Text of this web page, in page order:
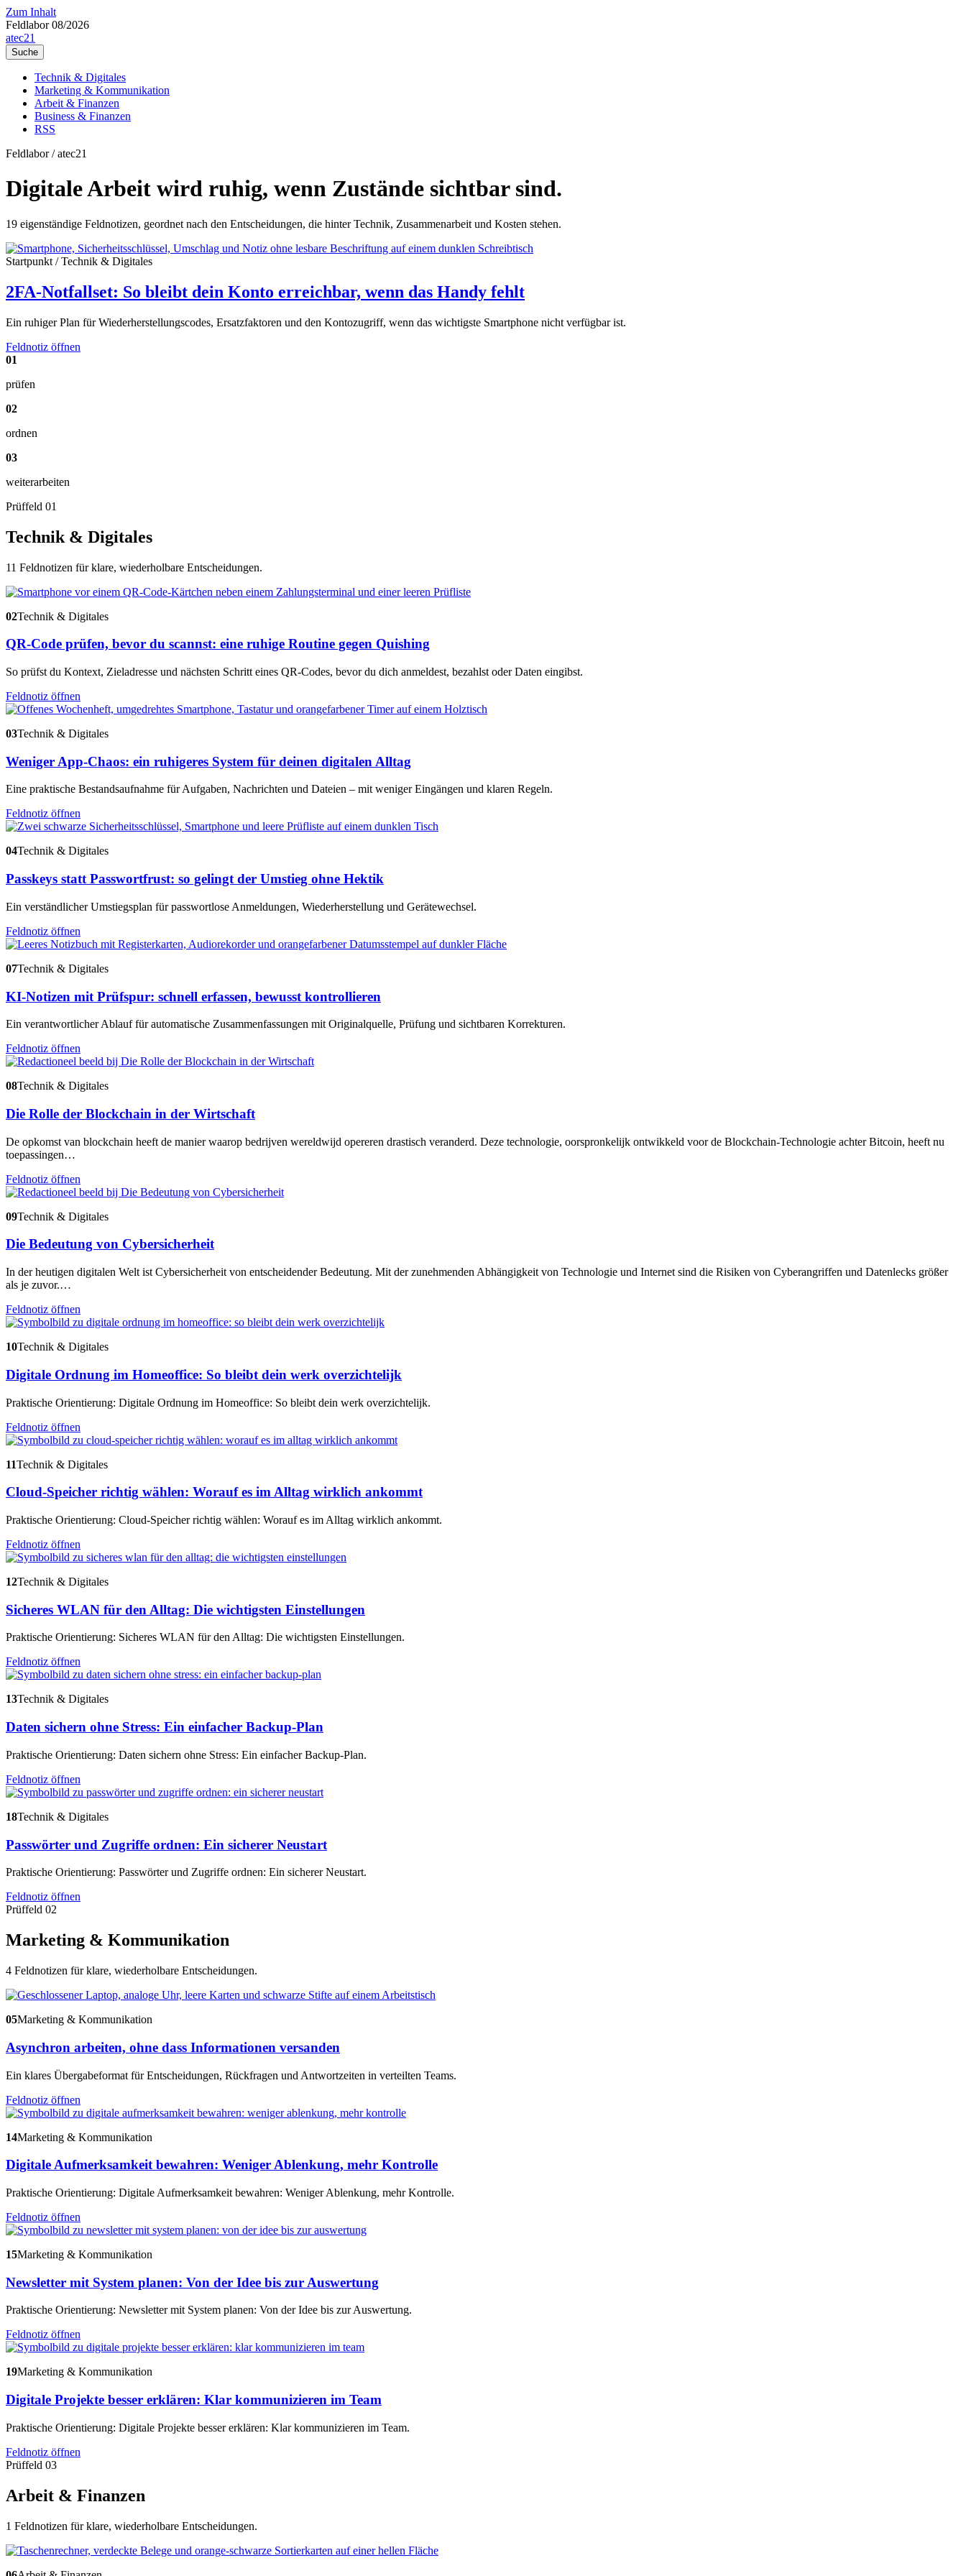
Zum Inhalt
Feldlabor 08/2026
atec21
Suche
Technik & Digitales
Marketing & Kommunikation
Arbeit & Finanzen
Business & Finanzen
RSS
Feldlabor / atec21
Digitale Arbeit wird ruhig, wenn Zustände sichtbar sind.
19 eigenständige Feldnotizen, geordnet nach den Entscheidungen, die hinter Technik, Zusammenarbeit und Kosten stehen.
Startpunkt / Technik & Digitales
2FA-Notfallset: So bleibt dein Konto erreichbar, wenn das Handy fehlt
Ein ruhiger Plan für Wiederherstellungscodes, Ersatzfaktoren und den Kontozugriff, wenn das wichtigste Smartphone nicht verfügbar ist.
Feldnotiz öffnen
01
prüfen
02
ordnen
03
weiterarbeiten
Prüffeld 01
Technik & Digitales
11 Feldnotizen für klare, wiederholbare Entscheidungen.
02Technik & Digitales
QR-Code prüfen, bevor du scannst: eine ruhige Routine gegen Quishing
So prüfst du Kontext, Zieladresse und nächsten Schritt eines QR-Codes, bevor du dich anmeldest, bezahlst oder Daten eingibst.
Feldnotiz öffnen
03Technik & Digitales
Weniger App-Chaos: ein ruhigeres System für deinen digitalen Alltag
Eine praktische Bestandsaufnahme für Aufgaben, Nachrichten und Dateien – mit weniger Eingängen und klaren Regeln.
Feldnotiz öffnen
04Technik & Digitales
Passkeys statt Passwortfrust: so gelingt der Umstieg ohne Hektik
Ein verständlicher Umstiegsplan für passwortlose Anmeldungen, Wiederherstellung und Gerätewechsel.
Feldnotiz öffnen
07Technik & Digitales
KI-Notizen mit Prüfspur: schnell erfassen, bewusst kontrollieren
Ein verantwortlicher Ablauf für automatische Zusammenfassungen mit Originalquelle, Prüfung und sichtbaren Korrekturen.
Feldnotiz öffnen
08Technik & Digitales
Die Rolle der Blockchain in der Wirtschaft
De opkomst van blockchain heeft de manier waarop bedrijven wereldwijd opereren drastisch veranderd. Deze technologie, oorspronkelijk ontwikkeld voor de Blockchain-Technologie achter Bitcoin, heeft nu
toepassingen…
Feldnotiz öffnen
09Technik & Digitales
Die Bedeutung von Cybersicherheit
In der heutigen digitalen Welt ist Cybersicherheit von entscheidender Bedeutung. Mit der zunehmenden Abhängigkeit von Technologie und Internet sind die Risiken von Cyberangriffen und Datenlecks größer
als je zuvor.…
Feldnotiz öffnen
10Technik & Digitales
Digitale Ordnung im Homeoffice: So bleibt dein werk overzichtelijk
Praktische Orientierung: Digitale Ordnung im Homeoffice: So bleibt dein werk overzichtelijk.
Feldnotiz öffnen
11Technik & Digitales
Cloud-Speicher richtig wählen: Worauf es im Alltag wirklich ankommt
Praktische Orientierung: Cloud-Speicher richtig wählen: Worauf es im Alltag wirklich ankommt.
Feldnotiz öffnen
12Technik & Digitales
Sicheres WLAN für den Alltag: Die wichtigsten Einstellungen
Praktische Orientierung: Sicheres WLAN für den Alltag: Die wichtigsten Einstellungen.
Feldnotiz öffnen
13Technik & Digitales
Daten sichern ohne Stress: Ein einfacher Backup-Plan
Praktische Orientierung: Daten sichern ohne Stress: Ein einfacher Backup-Plan.
Feldnotiz öffnen
18Technik & Digitales
Passwörter und Zugriffe ordnen: Ein sicherer Neustart
Praktische Orientierung: Passwörter und Zugriffe ordnen: Ein sicherer Neustart.
Feldnotiz öffnen
Prüffeld 02
Marketing & Kommunikation
4 Feldnotizen für klare, wiederholbare Entscheidungen.
05Marketing & Kommunikation
Asynchron arbeiten, ohne dass Informationen versanden
Ein klares Übergabeformat für Entscheidungen, Rückfragen und Antwortzeiten in verteilten Teams.
Feldnotiz öffnen
14Marketing & Kommunikation
Digitale Aufmerksamkeit bewahren: Weniger Ablenkung, mehr Kontrolle
Praktische Orientierung: Digitale Aufmerksamkeit bewahren: Weniger Ablenkung, mehr Kontrolle.
Feldnotiz öffnen
15Marketing & Kommunikation
Newsletter mit System planen: Von der Idee bis zur Auswertung
Praktische Orientierung: Newsletter mit System planen: Von der Idee bis zur Auswertung.
Feldnotiz öffnen
19Marketing & Kommunikation
Digitale Projekte besser erklären: Klar kommunizieren im Team
Praktische Orientierung: Digitale Projekte besser erklären: Klar kommunizieren im Team.
Feldnotiz öffnen
Prüffeld 03
Arbeit & Finanzen
1 Feldnotizen für klare, wiederholbare Entscheidungen.